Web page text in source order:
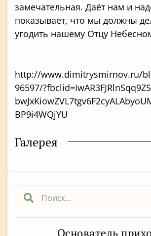
Основатель
замечательная. Даёт нам и
показывает, что мы должны
угодить нашему Отцу
http://www.dimitrysmirnov.ru/
96597/
BP9i4WQjYU
Галерея